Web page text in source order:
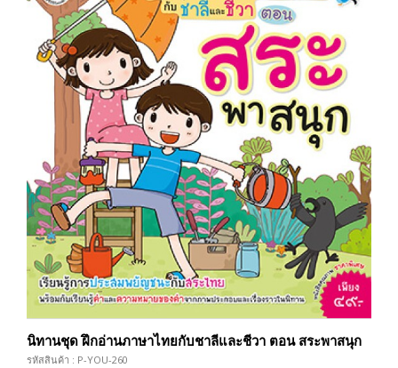
นิทานชุด ฝึกอ่านภาษาไทยกับชาลีและชีวา ตอน สระพาสนุก
รหัสสินค้า : P-YOU-260